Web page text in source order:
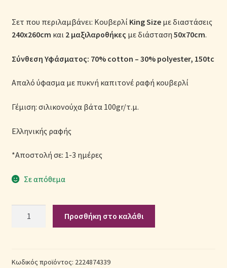
Ολοκλήρωση παραγγελίας
Όροι Χρήσης
Παιδικά Λευκά Είδη
Σετ που περιλαμβάνει: Κουβερλί King Sizeμε διαστάσεις
240x260cm και 2 μαξιλαροθήκες με διάσταση 50x70cm.
Σύνθεση Υφάσματος: 70% cotton – 30% polyester, 150tc
Απαλό ύφασμα με πυκνή καπιτονέ ραφή κουβερλί
Γέμιση: σιλικονούχα βάτα 100gr/τ.μ.
Ελληνικής ραφής
*Αποστολή σε: 1-3 ημέρες
Σε απόθεμα
Size
Προσθήκη στο καλάθι
Κωδικός προϊόντος: 2224874339